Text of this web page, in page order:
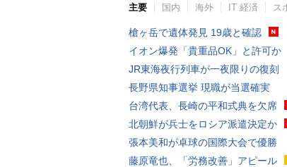
主要 国内 海外 IT 経済 ス
槍ヶ岳で遺体発見 19歳と確認
イオン爆発「貴重品OK」と許可か
JR東海夜行列車が一夜限りの復刻
長野県知事選挙 現職が当選確実
台湾代表、長崎の平和式典を欠席
北朝鮮が兵士をロシア派遣決定か
張本美和が卓球の国際大会で優勝
藤原竜也、「労務改善」アピール